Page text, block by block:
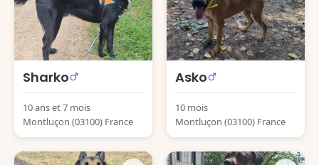
Sharko
10 ans et 7 mois
Montluçon (03100) France
Asko
10 mois
Montluçon (03100) France